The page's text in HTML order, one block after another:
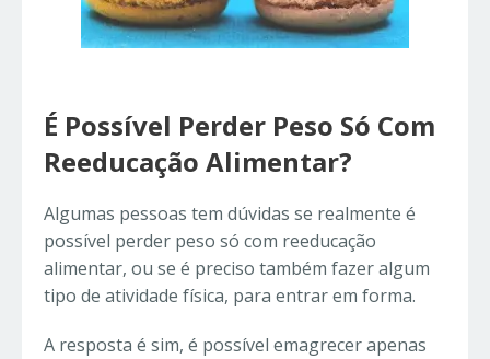
É Possível Perder Peso Só Com
Reeducação Alimentar?
Algumas pessoas tem dúvidas se realmente é
possível perder peso só com reeducação
alimentar, ou se é preciso também fazer algum
tipo de atividade física, para entrar em forma.
A resposta é sim, é possível emagrecer apenas